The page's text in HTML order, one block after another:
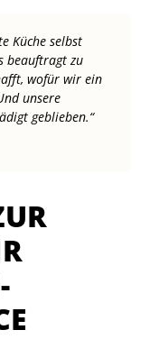
Küche selbst
beauftragt zu
wofür wir ein
unsere
geblieben.“